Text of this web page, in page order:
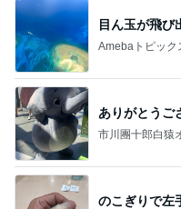
目ん玉が飛び
Amebaトピック
ありがとうご
市川團十郎白猿
のこぎりで左